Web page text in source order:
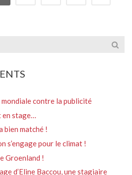
contre la publicité
stage…
bien matché !
s’engage pour le climat !
Groenland !
d’Eline Baccou, une stagiaire